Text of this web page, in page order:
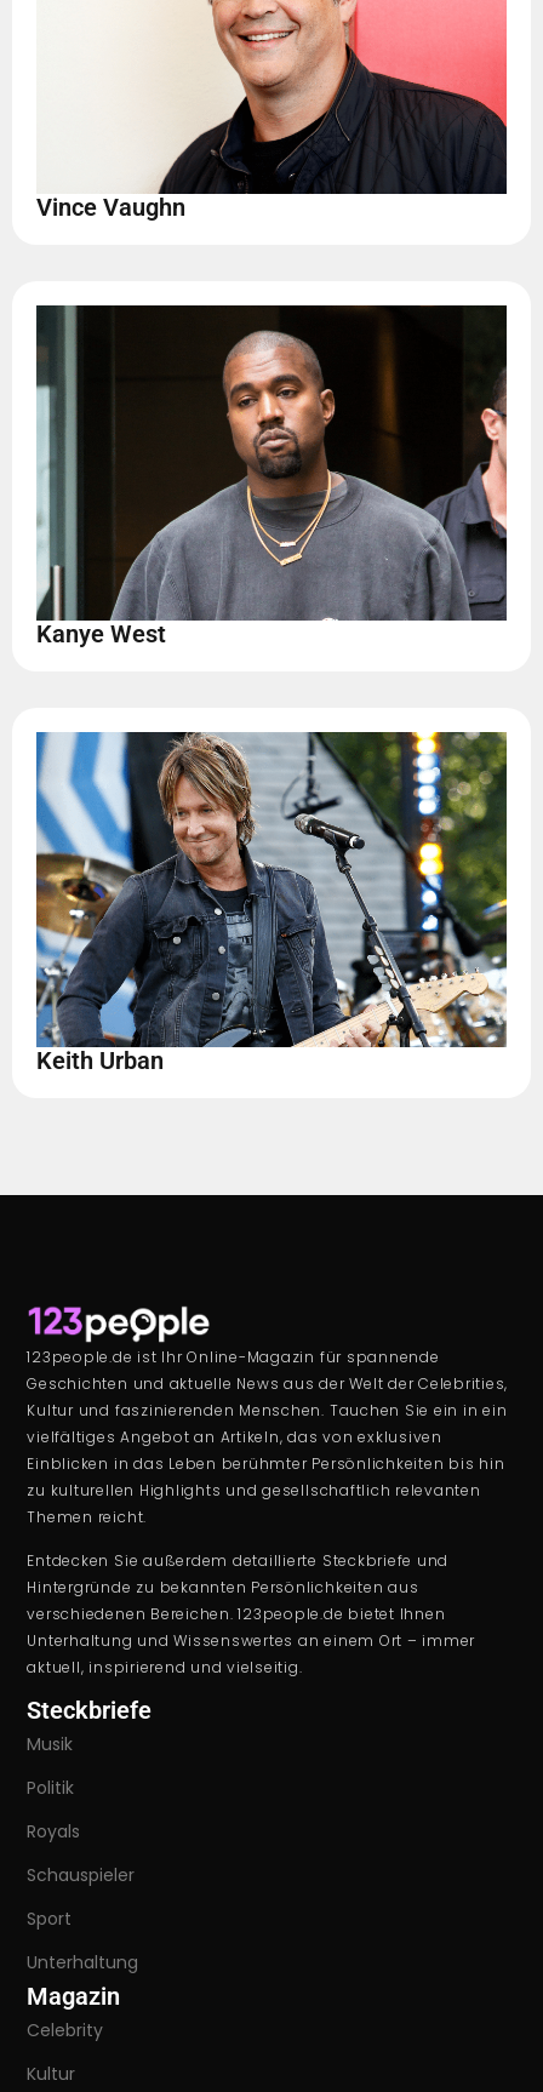
Vince Vaughn
Kanye West
Keith Urban
123people.de ist Ihr Online-Magazin für spannende
Geschichten und aktuelle News aus der Welt der Celebrities,
Kultur und faszinierenden Menschen. Tauchen Sie ein in ein
vielfältiges Angebot an Artikeln, das von exklusiven
Einblicken in das Leben berühmter Persönlichkeiten bis hin
zu kulturellen Highlights und gesellschaftlich relevanten
Themen reicht.
Entdecken Sie außerdem detaillierte Steckbriefe und
Hintergründe zu bekannten Persönlichkeiten aus
verschiedenen Bereichen. 123people.de bietet Ihnen
Unterhaltung und Wissenswertes an einem Ort – immer
aktuell, inspirierend und vielseitig.
Steckbriefe
Musik
Politik
Royals
Schauspieler
Sport
Unterhaltung
Magazin
Celebrity
Kultur